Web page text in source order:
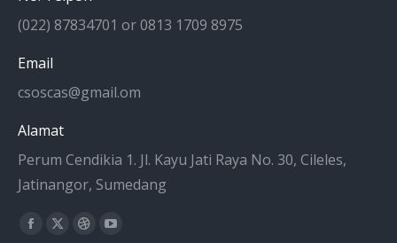
(022) 87834701 or 0813 1709 8975
Email
csoscas@gmail.om
Alamat
Perum Cendikia 1. Jl. Kayu Jati Raya No. 30, Cileles,
Jatinangor, Sumedang
Find us on:
Facebook
X
DribbbleYouTube